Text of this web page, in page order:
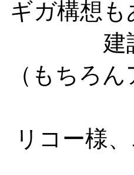
ギガ構想
建
（もちろ
リコー様